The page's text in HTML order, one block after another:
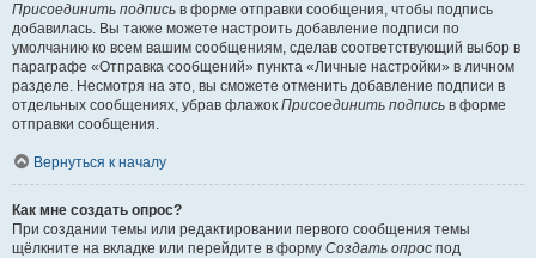
Присоединить подпись в форме отправки сообщения, чтобы подпись
добавилась. Вы также можете настроить добавление подписи по
умолчанию ко всем вашим сообщениям, сделав соответствующий выбор в
параграфе «Отправка сообщений» пункта «Личные настройки» в личном
разделе. Несмотря на это, вы сможете отменить добавление подписи в
отдельных сообщениях, убрав флажок Присоединить подпись в форме
отправки сообщения.
Вернуться к началу
Как мне создать опрос?
При создании темы или редактировании первого сообщения темы
щёлкните на вкладке или перейдите в форму Создать опрос под